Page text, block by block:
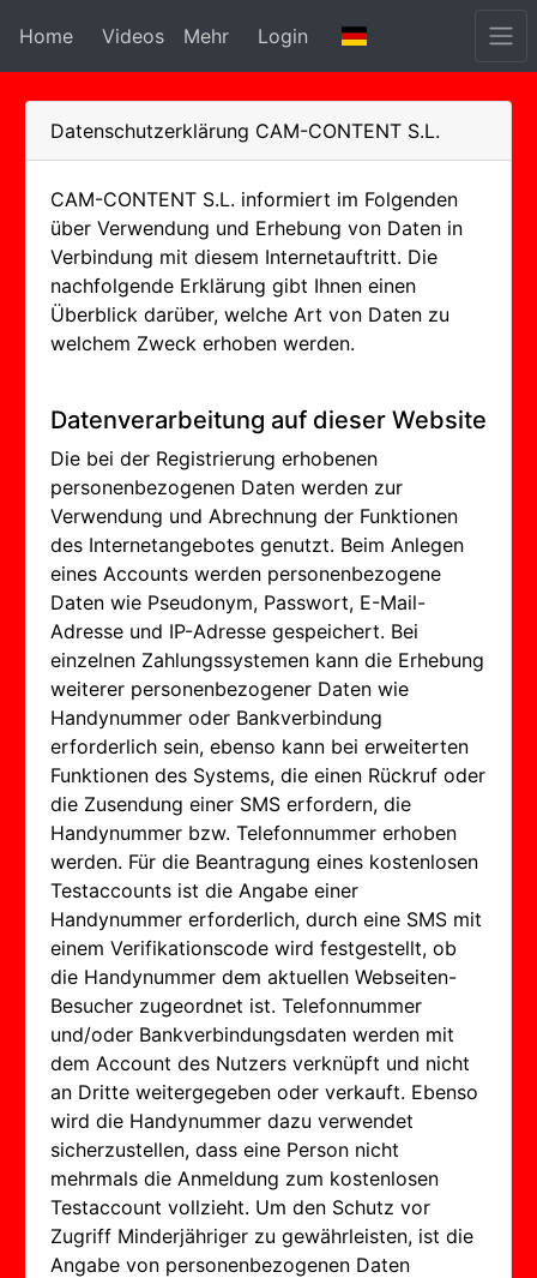
Home Videos Mehr Login
Datenschutzerklärung CAM-CONTENT S.L.
CAM-CONTENT S.L. informiert im Folgenden
über Verwendung und Erhebung von Daten in
Verbindung mit diesem Internetauftritt. Die
nachfolgende Erklärung gibt Ihnen einen
Überblick darüber, welche Art von Daten zu
welchem Zweck erhoben werden.
Datenverarbeitung auf dieser Website
Die bei der Registrierung erhobenen
personenbezogenen Daten werden zur
Verwendung und Abrechnung der Funktionen
des Internetangebotes genutzt. Beim Anlegen
eines Accounts werden personenbezogene
Daten wie Pseudonym, Passwort, E-Mail-
Adresse und IP-Adresse gespeichert. Bei
einzelnen Zahlungssystemen kann die Erhebung
weiterer personenbezogener Daten wie
Handynummer oder Bankverbindung
erforderlich sein, ebenso kann bei erweiterten
Funktionen des Systems, die einen Rückruf oder
die Zusendung einer SMS erfordern, die
Handynummer bzw. Telefonnummer erhoben
werden. Für die Beantragung eines kostenlosen
Testaccounts ist die Angabe einer
Handynummer erforderlich, durch eine SMS mit
einem Verifikationscode wird festgestellt, ob
die Handynummer dem aktuellen Webseiten-
Besucher zugeordnet ist. Telefonnummer
und/oder Bankverbindungsdaten werden mit
dem Account des Nutzers verknüpft und nicht
an Dritte weitergegeben oder verkauft. Ebenso
wird die Handynummer dazu verwendet
sicherzustellen, dass eine Person nicht
mehrmals die Anmeldung zum kostenlosen
Testaccount vollzieht. Um den Schutz vor
Zugriff Minderjähriger zu gewährleisten, ist die
Angabe von personenbezogenen Daten